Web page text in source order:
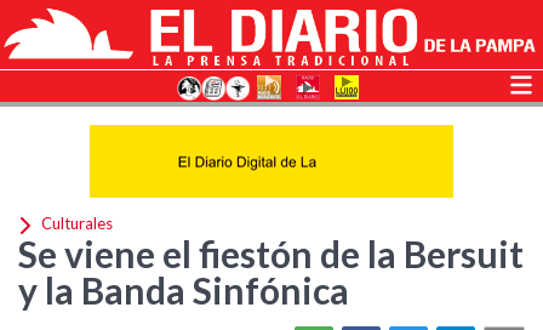
Culturales
Se viene el fiestón de la Bersuit
y la Banda Sinfónica